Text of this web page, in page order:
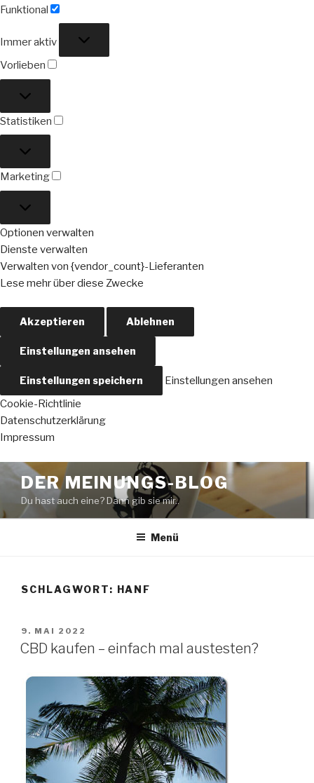
Funktional
Immer aktiv
Vorlieben
Statistiken
Marketing
Optionen verwalten
Dienste verwalten
Verwalten von {vendor_count}-Lieferanten
Lese mehr über diese Zwecke
Akzeptieren Ablehnen
Einstellungen ansehen
Einstellungen speichern
Einstellungen ansehen
Cookie-Richtlinie
Datenschutzerklärung
Impressum
Zum
Inhalt
springen
DER MEINUNGS-BLOG
Du hast auch eine? Dann gib sie mir..
Menü
SCHLAGWORT: HANF
VERÖFFENTLICHT
AM
9. MAI 2022
CBD kaufen – einfach mal austesten?